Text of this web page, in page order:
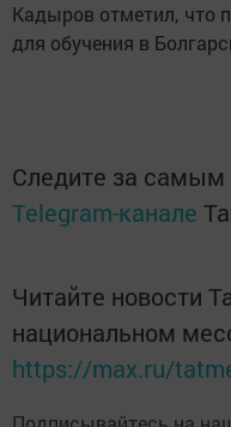
Кадыров отметил, что
для обучения в
Следите за
Telegram-канале
Читайте новости
национальном
https://max.ru/